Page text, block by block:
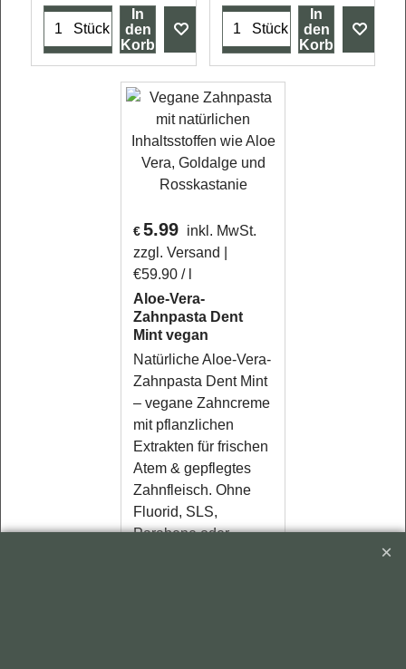
Stück
In
den
Korb
Stück
In
den
Korb
€ 5.99
inkl. MwSt.
zzgl. Versand
€59.90/ l
Aloe-Vera-
Zahnpasta Dent
Mint vegan
Natürliche Aloe-Vera-
Zahnpasta Dent Mint
– vegane Zahncreme
mit pflanzlichen
Extrakten für frischen
Atem & gepflegtes
Zahnfleisch. Ohne
Fluorid, SLS,
Parabene oder